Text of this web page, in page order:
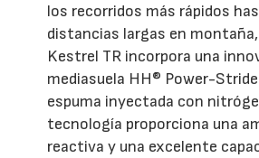
los recorridos más rápidos
distancias largas en
Kestrel TR incorpora una
mediasuela HH® Power-
espuma inyectada con
tecnología proporciona una
reactiva y una excelente